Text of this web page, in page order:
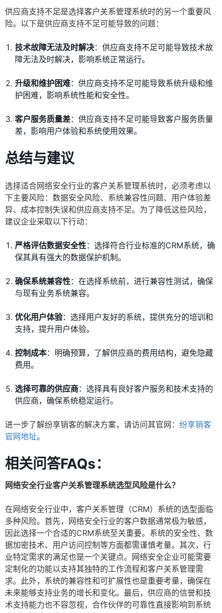
供应商支持不足是选择客户关系管理系统时的另一个重要风
险。以下是供应商支持不足可能导致的问题：
技术故障无法及时解决：供应商支持不足可能导致技术故
障无法及时解决，影响系统正常运行。
升级和维护困难：供应商支持不足可能导致系统升级和维
护困难，影响系统性能和安全性。
客户服务质量差：供应商支持不足可能导致客户服务质量
差，影响用户体验和系统使用效果。
总结与建议
选择适合网络安全行业的客户关系管理系统时，必须考虑以
下主要风险：数据安全风险、系统兼容性问题、用户体验差
异、成本控制失误和供应商支持不足。为了降低这些风险，
建议企业采取以下行动：
严格评估数据安全性：选择符合行业标准的CRM系统，确
保其具有强大的数据保护机制。
确保系统兼容性：在选择系统前，进行兼容性测试，确保
与现有业务系统兼容。
优化用户体验：选择用户友好的系统，提供充分的培训和
支持，提升用户体验。
控制成本：明确预算，了解供应商的费用结构，避免隐藏
费用。
选择可靠的供应商：选择具有良好客户服务和技术支持的
供应商，确保系统稳定运行。
进一步了解纷享销客的解决方案，请访问其官网： 纷享销客
官网地址。
相关问答FAQs：
网络安全行业客户关系管理系统选型风险是什么？
在网络安全行业中，客户关系管理（CRM）系统的选型面临
多种风险。首先，网络安全行业的客户数据通常极为敏感，
因此选择一个合适的CRM系统至关重要。系统的安全性、数
据加密技术、用户访问控制等方面都需谨慎考量。其次，行
业特定需求的满足也是一个关键点。网络安全企业可能需要
定制化的功能以支持其独特的工作流程和客户关系管理需
求。此外，系统的兼容性和可扩展性也是重要考量，确保在
未来能够支持业务的增长和变化。最后，供应商的信誉和技
术支持能力也不容忽视，合作伙伴的可靠性直接影响到系统